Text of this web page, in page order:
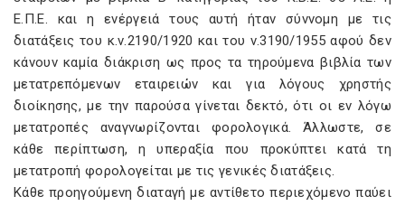
Ε.Π.Ε. και η ενέργειά τους αυτή ήταν σύννομη με τις
διατάξεις του κ.ν.2190/1920 και του ν.3190/1955 αφού δεν
κάνουν καμία διάκριση ως προς τα τηρούμενα βιβλία των
μετατρεπόμενων εταιρειών και για λόγους χρηστής
διοίκησης, με την παρούσα γίνεται δεκτό, ότι οι εν λόγω
μετατροπές αναγνωρίζονται φορολογικά. Άλλωστε, σε
κάθε περίπτωση, η υπεραξία που προκύπτει κατά τη
μετατροπή φορολογείται με τις γενικές διατάξεις.
Κάθε προηγούμενη διαταγή με αντίθετο περιεχόμενο παύει